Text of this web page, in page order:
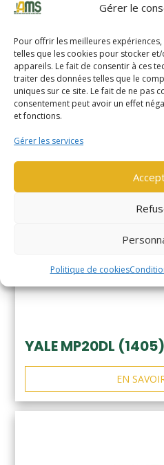
Gérer le
Pour offrir les meilleures
telles que les cookies pour stocker
appareils. Le fait de consentir à ces
traiter des données telles que le
uniques sur ce site. Le fait de ne pas
consentement peut avoir un effet
et fonctions.
Gérer les services
Politique de cookies
YALE MS14XIL
YALE MP20DL (1405)
EN